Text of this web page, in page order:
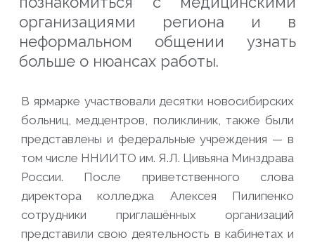
организациями региона и в
неформальном общении узнать
больше о нюансах работы.
В ярмарке участвовали десятки новосибирских
больниц, медцентров, поликлиник, также были
представлены и федеральные учреждения — в
том числе ННИИТО им. Я.Л. Цивьяна Минздрава
России. После приветственного слова
директора колледжа Алексея Пилипенко
сотрудники приглашённых организаций
представили свою деятельность в кабинетах и